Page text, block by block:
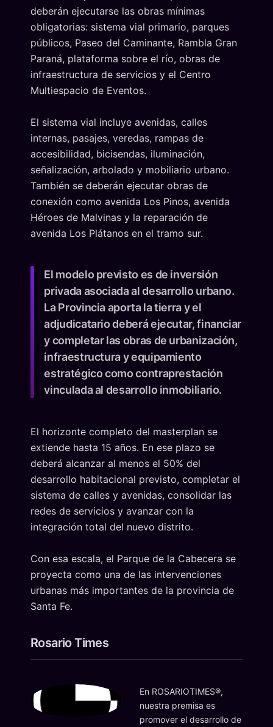
deberán ejecutarse las obras mínimas
obligatorias: sistema vial primario, parques
públicos, Paseo del Caminante, Rambla Gran
Paraná, plataforma sobre el río, obras de
infraestructura de servicios y el Centro
Multiespacio de Eventos.
El sistema vial incluye avenidas, calles
internas, pasajes, veredas, rampas de
accesibilidad, bicisendas, iluminación,
señalización, arbolado y mobiliario urbano.
También se deberán ejecutar obras de
conexión como avenida Los Pinos, avenida
Héroes de Malvinas y la reparación de
avenida Los Plátanos en el tramo sur.
El modelo previsto es de inversión
privada asociada al desarrollo urbano.
La Provincia aporta la tierra y el
adjudicatario deberá ejecutar, financiar
y completar las obras de urbanización,
infraestructura y equipamiento
estratégico como contraprestación
vinculada al desarrollo inmobiliario.
El horizonte completo del masterplan se
extiende hasta 15 años. En ese plazo se
deberá alcanzar al menos el 50% del
desarrollo habitacional previsto, completar el
sistema de calles y avenidas, consolidar las
redes de servicios y avanzar con la
integración total del nuevo distrito.
Con esa escala, el Parque de la Cabecera se
proyecta como una de las intervenciones
urbanas más importantes de la provincia de
Santa Fe.
Rosario Times
En ROSARIOTIMES®,
nuestra premisa es
promover el desarrollo de